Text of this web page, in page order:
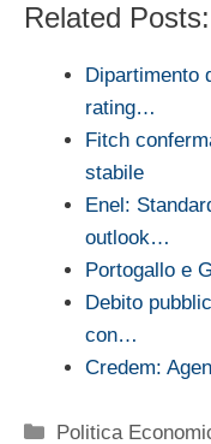
Related Posts:
Dipartimento
rating…
Fitch
stabile
Enel:
outlook…
Portogallo e
Debito
con…
Credem:
Categorie
Politica